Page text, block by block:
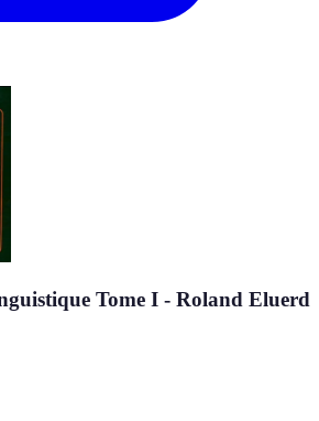
Tome I - Roland Eluerd